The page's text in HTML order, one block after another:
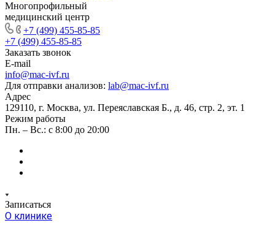
Многопрофильный
медицинский центр
+7 (499) 455-85-85
+7 (499) 455-85-85
Заказать звонок
E-mail
info@mac-ivf.ru
Для отправки анализов: lab@mac-ivf.ru
Адрес
129110, г. Москва, ул. Переяславская Б., д. 46, стр. 2, эт. 1
Режим работы
Пн. – Вс.: с 8:00 до 20:00
Записаться
О клинике